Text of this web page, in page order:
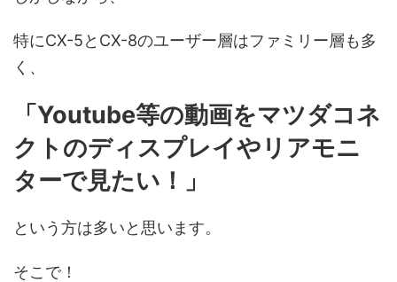
特にCX-5とCX-8のユーザー層はファミリー層も多
く、
「Youtube等の動画をマツダコネ
クトのディスプレイやリアモニ
ターで見たい！」
という方は多いと思います。
そこで！